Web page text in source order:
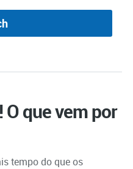
que vem por
tempo do que os